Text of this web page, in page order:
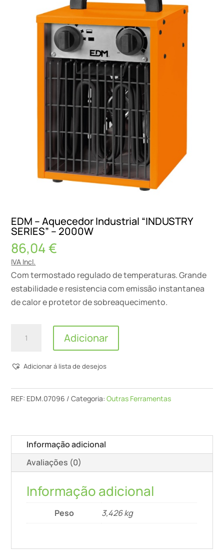
EDM – Aquecedor Industrial “INDUSTRY
SERIES” – 2000W
86,04€
IVA Incl.
Com termostado regulado de temperaturas. Grande
estabilidade e resistencia com emissão instantanea
de calor e protetor de sobreaquecimento.
Quantidade
-
Industrial
-
2000W
Adicionar
Adicionar á lista de desejos
REF: EDM.07096 Categoria:Outras Ferramentas
Informação adicional
Avaliações (0)
Informação adicional
Peso 3,426 kg